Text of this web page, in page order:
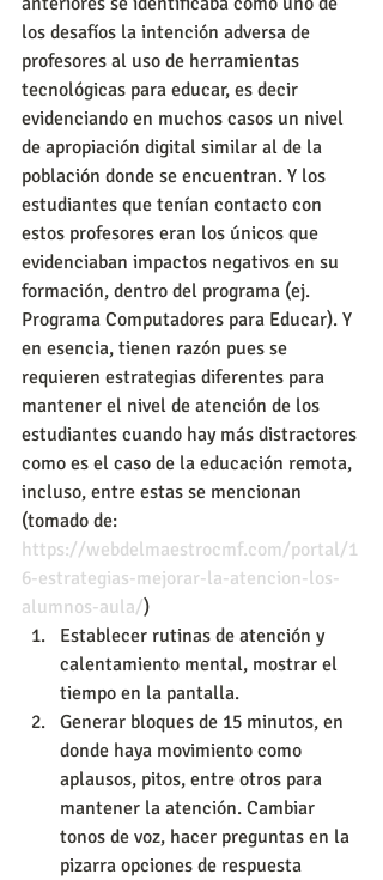
los desafíos la intención adversa de
profesores al uso de herramientas
tecnológicas para educar, es decir
evidenciando en muchos casos un nivel
de apropiación digital similar al de la
población donde se encuentran. Y los
estudiantes que tenían contacto con
estos profesores eran los únicos que
evidenciaban impactos negativos en su
formación, dentro del programa (ej.
Programa Computadores para Educar). Y
en esencia, tienen razón pues se
requieren estrategias diferentes para
mantener el nivel de atención de los
estudiantes cuando hay más distractores
como es el caso de la educación remota,
incluso, entre estas se mencionan
(tomado de:
https://webdelmaestrocmf.com/portal/1
6-estrategias-mejorar-la-atencion-los-
alumnos-aula/)
Establecer rutinas de atención y
calentamiento mental, mostrar el
tiempo en la pantalla.
Generar bloques de 15 minutos, en
donde haya movimiento como
aplausos, pitos, entre otros para
mantener la atención. Cambiar
tonos de voz, hacer preguntas en la
pizarra opciones de respuesta